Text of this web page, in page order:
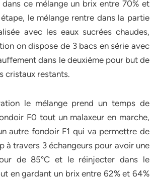
dans ce mélange un brix entre 70% et
le mélange rentre dans la partie
avec les eaux sucrées chaudes,
on dispose de 3 bacs en série avec
dans le deuxième pour but de
cristaux restants.
le mélange prend un temps de
F0 tout un malaxeur en marche,
autre fondoir F1 qui va permettre de
à travers 3 échangeurs pour avoir une
de 85°C et le réinjecter dans le
en gardant un brix entre 62% et 64%